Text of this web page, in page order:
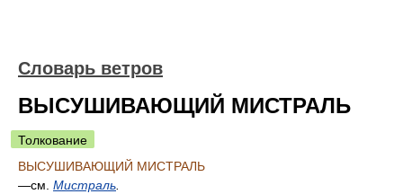
Словарь ветров
ВЫСУШИВАЮЩИЙ МИСТРАЛЬ
Толкование
ВЫСУШИВАЮЩИЙ МИСТРАЛЬ
—см. Мистраль